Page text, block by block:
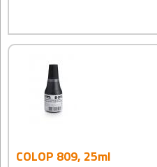
COLOP 809, 25ml